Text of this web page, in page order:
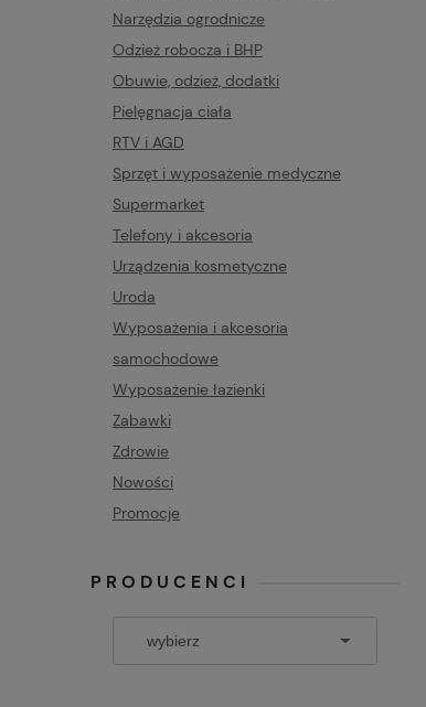
Narzędzia ogrodnicze
Odzież robocza i BHP
Obuwie, odzież, dodatki
Pielęgnacja ciała
RTV i AGD
Sprzęt i wyposażenie medyczne
Supermarket
Telefony i akcesoria
Urządzenia kosmetyczne
Uroda
Wyposażenia i akcesoria
samochodowe
Wyposażenie łazienki
Zabawki
Zdrowie
Nowości
Promocje
PRODUCENCI